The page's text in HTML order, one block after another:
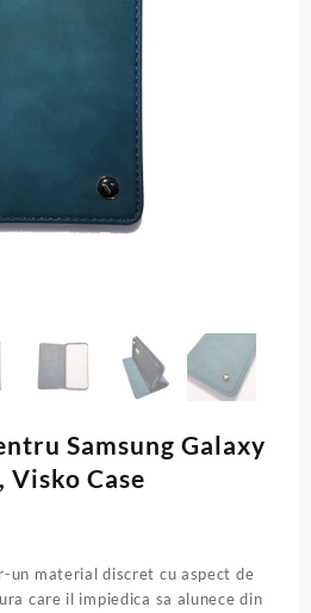
Samsung Galaxy
Visko Case
un material discret cu aspect de
care il impiedica sa alunece din